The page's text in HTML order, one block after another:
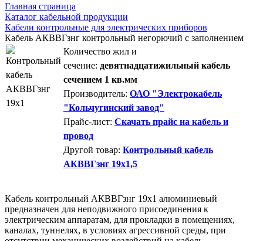
Главная страница
Каталог кабельной продукции
Кабели контрольные для электрических приборов
Кабель АКВВГзнг контрольный негорючий с заполнением
Количество жил и
сечение: девятнадцатижильный кабель
сечением 1 кв.мм
Производитель: ОАО "Электрокабель
"Кольчугинский завод"
Прайс-лист: Скачать прайс на кабель и
провод
Другой товар: Контрольный кабель
АКВВГзнг 19х1,5
Кабель контрольный АКВВГзнг 19х1 алюминиевый
предназначен для неподвижного присоединения к
электрическим аппаратам, для прокладки в помещениях,
каналах, туннелях, в условиях агрессивной среды, при